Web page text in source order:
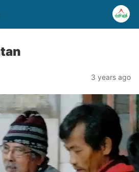
3 years ago